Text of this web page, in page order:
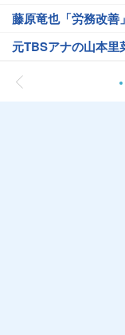
藤原竜也「労務改善
元TBSアナの山本里